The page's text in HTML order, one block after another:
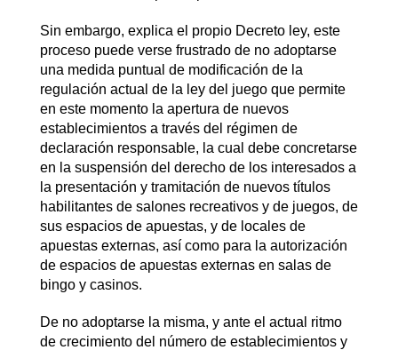
Sin embargo, explica el propio Decreto ley, este
proceso puede verse frustrado de no adoptarse
una medida puntual de modificación de la
regulación actual de la ley del juego que permite
en este momento la apertura de nuevos
establecimientos a través del régimen de
declaración responsable, la cual debe concretarse
en la suspensión del derecho de los interesados a
la presentación y tramitación de nuevos títulos
habilitantes de salones recreativos y de juegos, de
sus espacios de apuestas, y de locales de
apuestas externas, así como para la autorización
de espacios de apuestas externas en salas de
bingo y casinos.
De no adoptarse la misma, y ante el actual ritmo
de crecimiento del número de establecimientos y